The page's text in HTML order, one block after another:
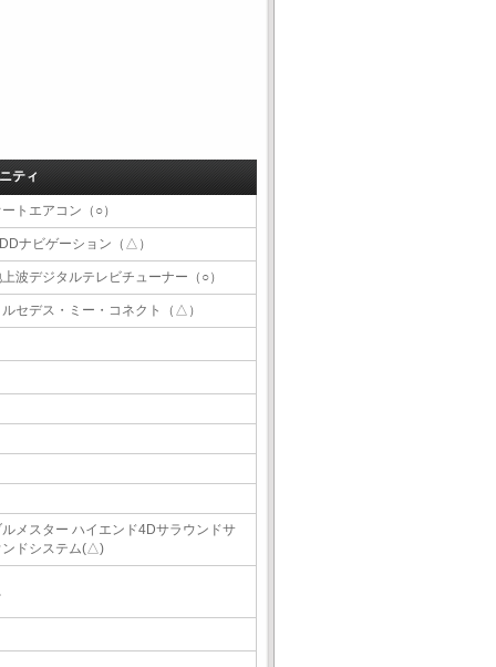
ティ
トエアコン（○）
ナビゲーション（△）
波デジタルテレビチューナー（○）
セデス・ミー・コネクト（△）
メスター ハイエンド4Dサラウンドサ
ンドシステム(△)